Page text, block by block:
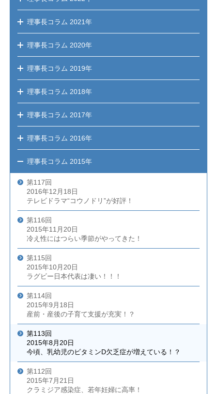
理事長コラム 2021年
理事長コラム 2020年
理事長コラム 2019年
理事長コラム 2018年
理事長コラム 2017年
理事長コラム 2016年
理事長コラム 2015年
第117回
2016年12月18日
テレビドラマ“コウノドリ”が好評！
第116回
2015年11月20日
冷え性にはつらい季節がやってきた！
第115回
2015年10月20日
ラグビー日本代表は凄い！！！
第114回
2015年9月18日
産前・産後の子育て支援が充実！？
第113回
2015年8月20日
今頃、乳幼児のビタミンD欠乏症が増えている！？
第112回
2015年7月21日
クラミジア感染症、若年妊婦に高率！